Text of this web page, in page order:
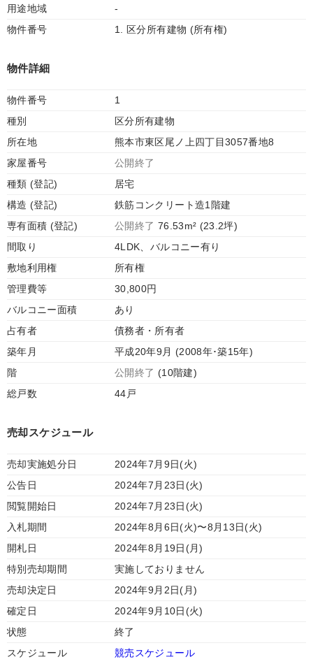
用途地域
-
物件番号
1. 区分所有建物 (所有権)
物件詳細
物件番号
1
種別
区分所有建物
所在地
熊本市東区尾ノ上四丁目3057番地8
家屋番号
公開終了
種類 (登記)
居宅
構造 (登記)
鉄筋コンクリート造1階建
専有面積 (登記)
公開終了 76.53m² (23.2坪)
間取り
4LDK、バルコニー有り
敷地利用権
所有権
管理費等
30,800円
バルコニー面積
あり
占有者
債務者・所有者
築年月
平成20年9月 (2008年･築15年)
階
公開終了 (10階建)
総戸数
44戸
売却スケジュール
売却実施処分日
2024年7月9日(火)
公告日
2024年7月23日(火)
閲覧開始日
2024年7月23日(火)
入札期間
2024年8月6日(火)〜8月13日(火)
開札日
2024年8月19日(月)
特別売却期間
実施しておりません
売却決定日
2024年9月2日(月)
確定日
2024年9月10日(火)
状態
終了
スケジュール
競売スケジュール